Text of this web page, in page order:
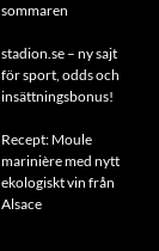
sommaren
stadion.se – ny sajt
för sport, odds och
insättningsbonus!
Recept: Moule
marinière med nytt
ekologiskt vin från
Alsace